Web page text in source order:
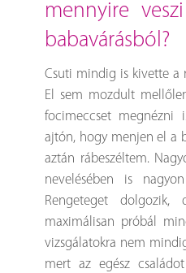
mennyire
babavárásból?
Csuti mindig is kivette a
El sem mozdult
focimeccset
ajtón, hogy menjen el a
aztán rábeszéltem.
nevelésében is
Rengeteget
maximálisan próbál
vizsgálatokra nem
mert az egész